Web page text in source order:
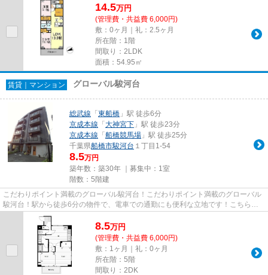
14.5万円
(管理費・共益費 6,000円)
敷：0ヶ月｜礼：2.5ヶ月
所在階：1階
間取り：2LDK
面積：54.95㎡
賃貸｜マンション グローバル駿河台
総武線 「 東船橋 」駅 徒歩6分
京成本線 「 大神宮下 」駅 徒歩23分
京成本線 「 船橋競馬場 」駅 徒歩25分
千葉県船橋市駿河台 １丁目1-54
8.5万円
築年数：築30年 ｜募集中： 1室
階数：5階建
こだわりポイント満載のグローバル駿河台！こだわりポイント満載のグローバル
駿河台！駅から徒歩6分の物件で、電車での通勤にも便利な立地です！こちらは
自走式駐車場付きの物件です！...
8.5万円
(管理費・共益費 6,000円)
敷：1ヶ月｜礼：0ヶ月
所在階：5階
間取り：2DK